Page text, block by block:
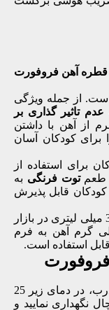
قطره آهن فروفورت
است. از جمله ویژگی
عدم تاثیر گذاری بر
از آهن با داشتن
کودکان آسان
برای استفاده از
طعمتوت فرنگی به
قابل پذیرش
قطره آهن فروفورت، در بسته بندی‌های 30 میلی لیتری در بازار
که در هر میلی لیتر 15 میلی گرم آهن به فرم
قطره آهن فروفورت را قبل از باز شدن درب، در دمای زیر 25
نگهداری نمایید و